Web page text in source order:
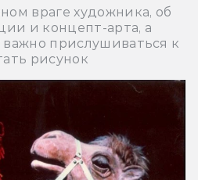
враге художника, об
и концепт-арта, а
прислушиваться к
рисунок